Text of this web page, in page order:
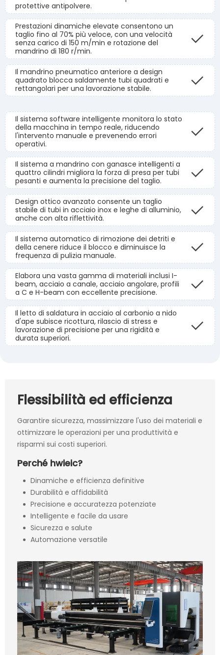
protettive antipolvere.
Prestazioni dinamiche elevate consentono un
taglio fino al 70% più veloce, con una velocità
senza carico di 150 m/min e rotazione del
mandrino di 180 r/min.
Il mandrino pneumatico anteriore a design
quadrato blocca saldamente tubi quadrati e
rettangolari per una lavorazione stabile.
Il sistema software intelligente monitora lo stato
della macchina in tempo reale, riducendo
l'intervento manuale e prevenendo errori
operativi.
Il sistema a mandrino con ganasce intelligenti a
quattro cilindri migliora la forza di presa per tubi
pesanti e aumenta la precisione del taglio.
Design ottico avanzato consente un taglio
stabile di tubi in acciaio inox e leghe di alluminio,
anche con alta riflettività.
Il sistema automatico di rimozione dei detriti e
della cenere riduce il blocco e diminuisce la
frequenza di pulizia manuale.
Elabora una vasta gamma di materiali inclusi I-
beam, acciaio a canale, acciaio angolare, profili
a C e H-beam con eccellente precisione.
Il letto di saldatura in acciaio al carbonio a nido
d'ape subisce ricottura, rilascio di stress e
lavorazione di precisione per una rigidità e
durata superiori.
Flessibilità ed efficienza
Garantire sicurezza, massimizzare l'uso dei materiali e
ottimizzare le operazioni per una produttività e
risparmi sui costi superiori.
Perché hwieic?
Dinamiche e efficienza definitive
Durabilità e affidabilità
Precisione e accuratezza potenziate
Intelligente e facile da usare
Sicurezza e salute
Automazione versatile